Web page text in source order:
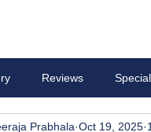
Reviews
Prabhala Oct 19, 2025